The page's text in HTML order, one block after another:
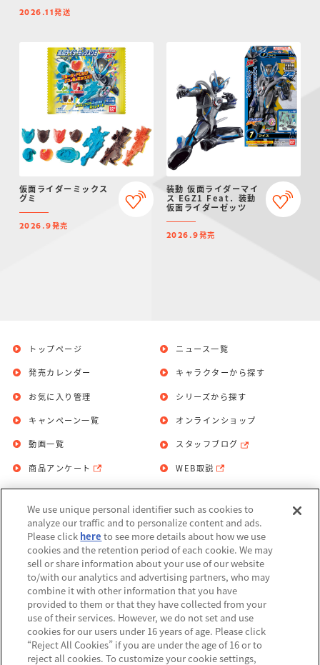
2026.11発送
仮面ライダーミックス
グミ
2026.9発売
装動 仮面ライダーマイ
ス EGZ1 Feat．装動
仮面ライダーゼッツ
2026.9発売
トップページ
発売カレンダー
お気に入り管理
ニュース一覧
キャラクターから探す
シリーズから探す
キャンペーン一覧
動画一覧
商品アンケート
オンラインショップ
スタッフブログ
WEB取説
お問い合わせ 個人情報保護方針
利用規約
Do Not Sell or Share My Personal
Information
アレルギー情報
We use unique personal identifier such as cookies to
analyze our traffic and to personalize content and ads.
Please click here to see more details about how we use
cookies and the retention period of each cookie. We may
sell or share information about your use of our website
to/with our analytics and advertising partners, who may
combine it with other information that you have
provided to them or that they have collected from your
use of their services. However, we do not set and use
cookies for our users under 16 years of age. Please click
“Reject All Cookies” if you are under the age of 16 or to
reject all cookies. To customize your cookie settings,